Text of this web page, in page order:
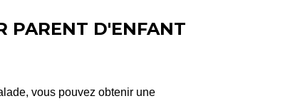
PARENT D'ENFANT
vous pouvez obtenir une